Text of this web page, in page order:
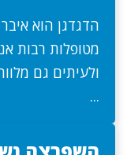
הדגדגן הוא
מטופלות רבות
ולעיתים גם
...